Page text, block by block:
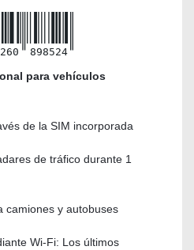
898524
para vehículos
de la SIM incorporada
de tráfico durante 1
camiones y autobuses
Wi-Fi: Los últimos